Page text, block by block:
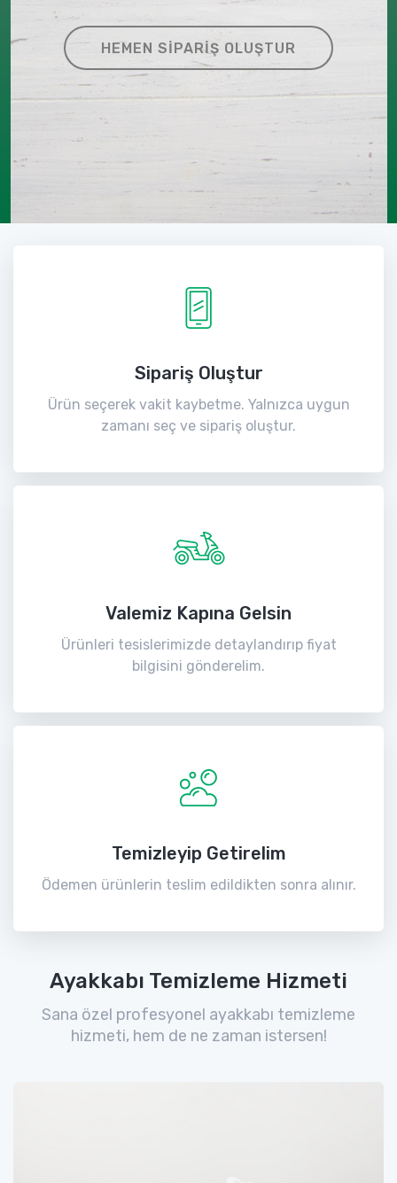
HEMEN SIPARIŞ OLUŞTUR
Sipariş Oluştur
Ürün seçerek vakit kaybetme. Yalnızca uygun
zamanı seç ve sipariş oluştur.
Valemiz Kapına Gelsin
Ürünleri tesislerimizde detaylandırıp fiyat
bilgisini gönderelim.
Temizleyip Getirelim
Ödemen ürünlerin teslim edildikten sonra alınır.
Ayakkabı Temizleme Hizmeti
Sana özel profesyonel ayakkabı temizleme
hizmeti, hem de ne zaman istersen!